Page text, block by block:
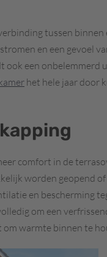
tussen binnen
en een gevoel
ook een onbelemmerd
het hele jaar door
comfort in de
worden geopend
en bescherming
om een
warmte binnen te